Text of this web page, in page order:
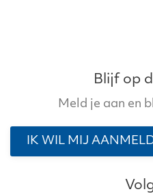
Blijf op
Meld je aan en
IK WIL MIJ